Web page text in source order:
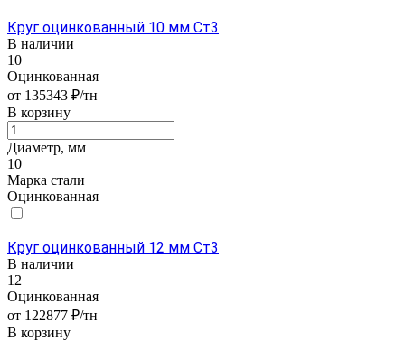
Круг оцинкованный 10 мм Ст3
В наличии
10
Оцинкованная
от 135343 ₽/тн
В корзину
Диаметр, мм
10
Марка стали
Оцинкованная
Круг оцинкованный 12 мм Ст3
В наличии
12
Оцинкованная
от 122877 ₽/тн
В корзину